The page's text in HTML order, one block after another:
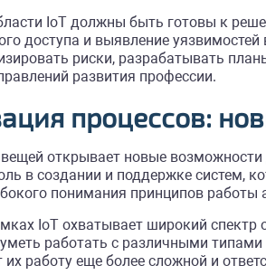
IoT должны быть готовы к
доступа и выявление
риски, разрабатывать
развития профессии.
процессов:
вещей открывает новые
в создании и поддержке систем,
понимания принципов
IoT охватывает широкий
работать с различными
их работу еще более сложной и